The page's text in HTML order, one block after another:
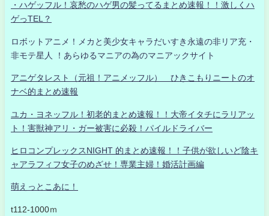
・ハゲッフル！哀愁のハゲ男の髪ってるまとめ速報！！激しくハ
ゲっTEL？
ロボットアニメ！メカと美少女キャラだいすき永遠の非リア充・
非モテ星人 ！あらゆるマニアの為のマニアックサイト
アニゲタレスト（元祖！アニメッフル） ひきこもりニートのオ
ナベ的まとめ速報
ユカ・ヨネッフル！初老的まとめ速報！！大帝イタチにラリアッ
ト！害獣神アリ・ガー被害に必殺！パイルドライバー
ヒロコンプレックスNIGHT 的まとめ速報！！子供が欲しいど陰キ
ャアラフィフ女子のめざせ！専業主婦！婚活計画編
萌えっとこあに！
t112-1000ｍ